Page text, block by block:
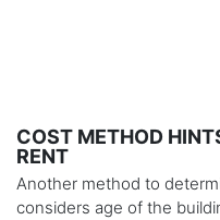
COST METHOD
RENT
Another method to
considers age of the